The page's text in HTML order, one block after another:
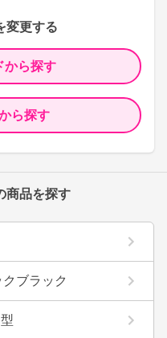
変更する
から探す
ら探す
商品を探す
ブラック